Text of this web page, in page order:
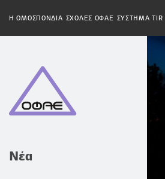
H ΟΜΟΣΠΟΝΔΙΑ ΣΧΟΛΕΣ ΟΦΑΕ ΣΥΣΤΗΜΑ TIR
Νέα